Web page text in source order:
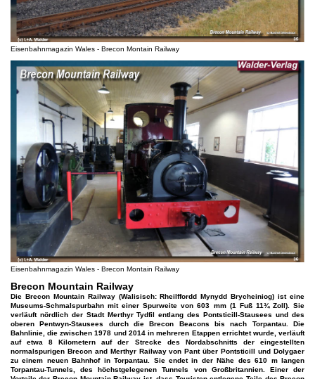
Eisenbahnmagazin Wales - Brecon Montain Railway
Eisenbahnmagazin Wales - Brecon Montain Railway
Brecon Mountain Railway
Die Brecon Mountain Railway (Walisisch: Rheilffordd Mynydd Brycheiniog) ist eine
Museums-Schmalspurbahn mit einer Spurweite von 603 mm (1 Fuß 11¾ Zoll). Sie
verläuft nördlich der Stadt Merthyr Tydfil entlang des Pontsticill-Stausees und des
oberen Pentwyn-Stausees durch die Brecon Beacons bis nach Torpantau. Die
Bahnlinie, die zwischen 1978 und 2014 in mehreren Etappen errichtet wurde, verläuft
auf etwa 8 Kilometern auf der Strecke des Nordabschnitts der eingestellten
normalspurigen Brecon and Merthyr Railway von Pant über Pontsticill und Dolygaer
zu einem neuen Bahnhof in Torpantau. Sie endet in der Nähe des 610 m langen
Torpantau-Tunnels, des höchstgelegenen Tunnels von Großbritannien. Einer der